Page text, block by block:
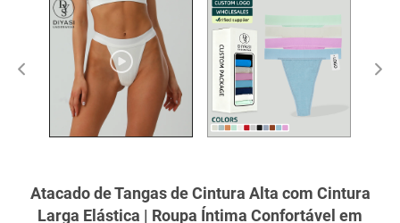
Atacado de Tangas de Cintura Alta com Cintura
Larga Elástica | Roupa Íntima Confortável em